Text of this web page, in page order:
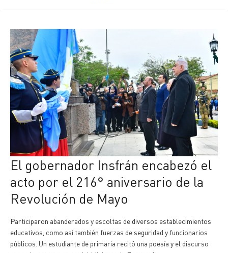
El gobernador Insfrán encabezó el
acto por el 216° aniversario de la
Revolución de Mayo
Participaron abanderados y escoltas de diversos establecimientos
educativos, como así también fuerzas de seguridad y funcionarios
públicos. Un estudiante de primaria recitó una poesía y el discurso